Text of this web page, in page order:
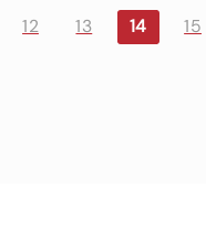
12 13 14 15